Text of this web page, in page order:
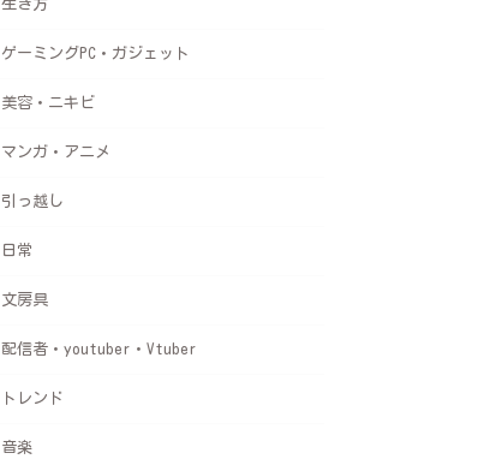
生き方
ゲーミングPC・ガジェット
美容・ニキビ
マンガ・アニメ
引っ越し
日常
文房具
配信者・youtuber・Vtuber
トレンド
音楽